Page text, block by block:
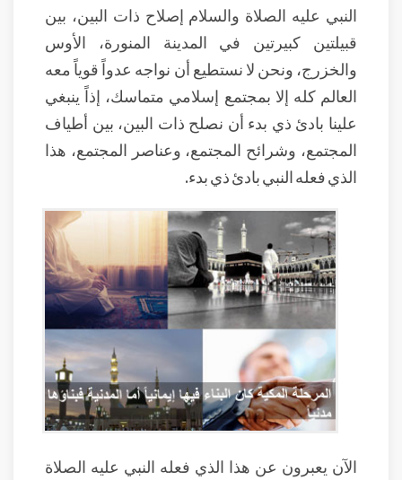
النبي عليه الصلاة والسلام إصلاح ذات البين، بين
قبيلتين كبيرتين في المدينة المنورة، الأوس
والخزرج، ونحن لا نستطيع أن نواجه عدواً قوياً معه
العالم كله إلا بمجتمع إسلامي متماسك، إذاً ينبغي
علينا بادئ ذي بدء أن نصلح ذات البين، بين أطياف
المجتمع، وشرائح المجتمع، وعناصر المجتمع، هذا
الذي فعله النبي بادئ ذي بدء.
الآن يعبرون عن هذا الذي فعله النبي عليه الصلاة